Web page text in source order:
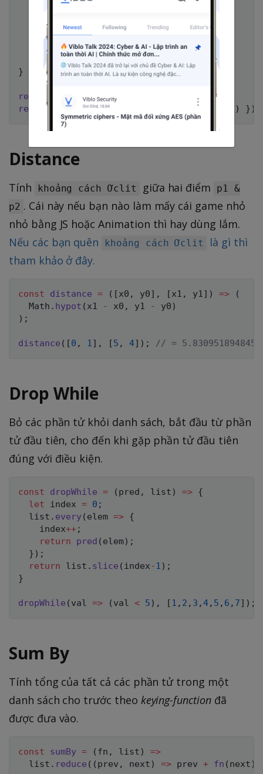
return
;
catch (_e)
return defaultValue;
}
recoverWith 'A', val ;
// = B
recoverWith
'A', ( new ) } )
Distance
Tính khoảng cách Ơclit giữa hai điểm
p1 &
p2 . Cái này nếu bạn nào làm mấy cái game nhỏ
nhỏ bằng JS hoặc Animation thì hay dùng lắm.
Nếu các bạn quên
khoảng cách Ơclit
là gì thì
tham khảo ở đây.
const distance = ( [x0 , y0] , [x1 , y1] ) =>
(
  Math
. hypot ( x1 - x0 , y1 - y0 )
) ;
distance ( [0 , 1] , [5 , 4] ) ; // = 5.8309518948453
Drop While
Bỏ các phần tử khỏi danh sách, bắt đầu từ phần
tử đầu tiên, cho đến khi gặp phần tử đầu tiên
đúng với điều kiện.
const dropWhile = ( pred , list ) => {
let index = 0 ;
  list
. every ( elem => {
    index
++;
return
pred ( elem) ;
} ) ;
return list . slice ( index- 1 ) ;
}
dropWhile ( val => ( val < 5 ) , [ 1 , 2 , 3 ,4, 5 , 6 , 7] ) ;
Sum By
Tính tổng của tất cả các phần tử trong một
danh sách cho trước theo keying-functionđã
được đưa vào.
const sumBy = ( fn , list )
=>
  list
. reduce ( ( prev , next ) => prev + fn ( next )